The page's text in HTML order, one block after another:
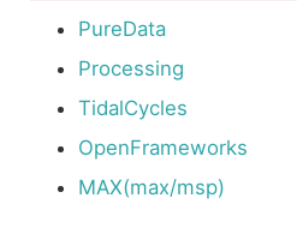
PureData
Processing
TidalCycles
OpenFrameworks
MAX(max/msp)